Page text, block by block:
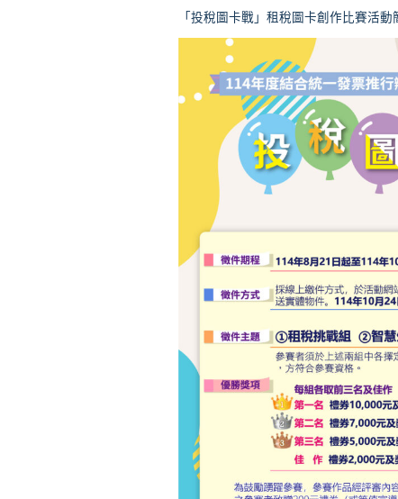
「投稅圖卡戰」租稅圖卡創作比賽活動